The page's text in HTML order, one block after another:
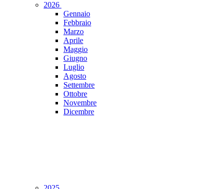
2026
Gennaio
Febbraio
Marzo
Aprile
Maggio
Giugno
Luglio
Agosto
Settembre
Ottobre
Novembre
Dicembre